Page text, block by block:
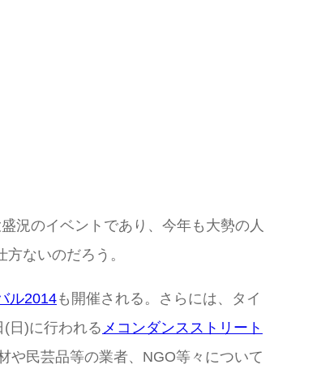
況のイベントであり、今年も大勢の人
ないのだろう。
ル2014も開催される。さらには、タイ
日)に行われる メコンダンスストリート
や民芸品等の業者、NGO等々について